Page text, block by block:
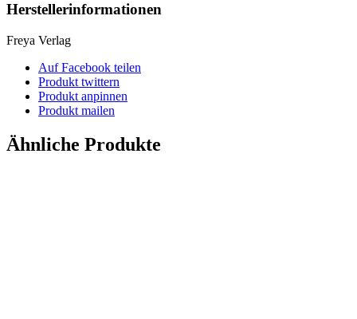
Herstellerinformationen
Freya Verlag
Auf Facebook teilen
Produkt twittern
Produkt anpinnen
Produkt mailen
Ähnliche Produkte